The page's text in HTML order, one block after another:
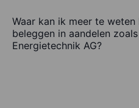
Waar kan ik meer te
beleggen in aandelen
Energietechnik AG?